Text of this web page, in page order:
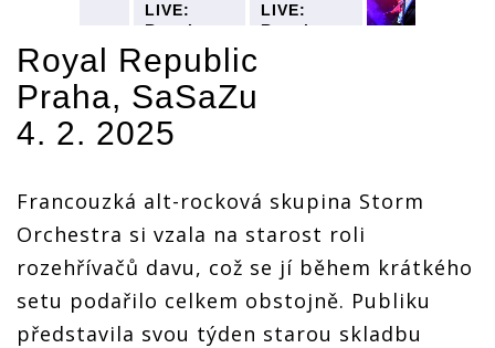
Republic
měli zase
veselou. V
SaSaZu
odehráli
svižnou a
LIVE:
Royal
Republic
měli zase
veselou. V
SaSaZu
odehráli
svižnou a
show
LIVE:
Royal
show
SaSaZu
zábavnou
Royal Republic
Praha, SaSaZu
4. 2. 2025
Francouzká alt-rocková skupina Storm
Orchestra si vzala na starost roli
rozehřívačů davu, což se jí během krátkého
setu podařilo celkem obstojně. Publiku
představila svou týden starou skladbu